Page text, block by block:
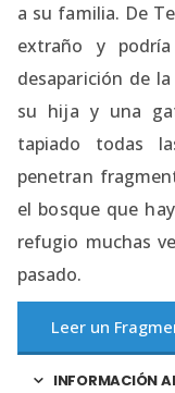
a su familia. De
extraño y
desaparición de
su hija y una
tapiado todas
penetran
el bosque que
refugio muchas
pasado.
Leer un
INFORMACIÓN